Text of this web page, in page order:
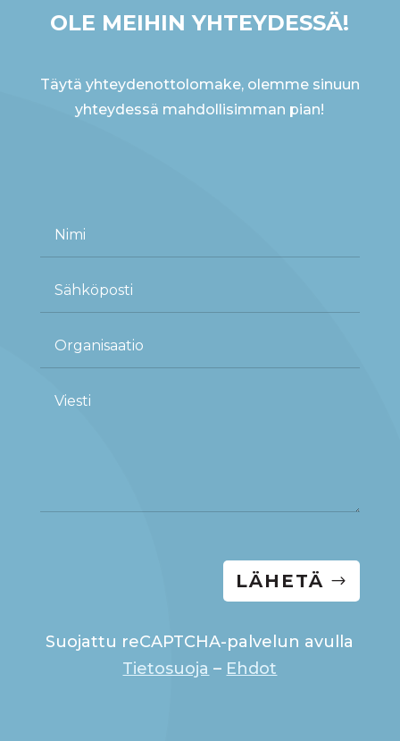
OLE MEIHIN YHTEYDESSÄ!
Täytä yhteydenottolomake, olemme sinuun
yhteydessä mahdollisimman pian!
LÄHETÄ
Suojattu reCAPTCHA-palvelun avulla
Tietosuoja – Ehdot